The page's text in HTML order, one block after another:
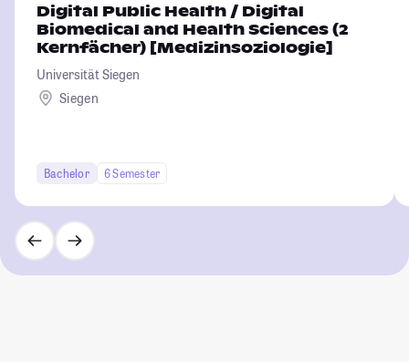
Digital Public Health / Digital
Biomedical and Health Sciences (2
Kernfächer) [Medizinsoziologie]
Universität Siegen
Siegen
Bachelor 6 Semester